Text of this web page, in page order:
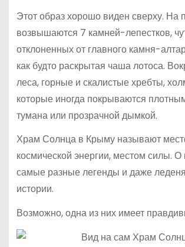
Этот образ хорошо виден сверху. На
возвышаются 7 камней-лепестков,
отклоненных от главного камня-
как будто раскрытая чаша лотоса.
леса, горные и скалистые хребты,
которые иногда покрываются
тумана или прозрачной дымкой.
Храм Солнца в Крыму называют
космической энергии, местом силы. О
самые разные легенды и даже
истории.
Возможно, одна из них имеет